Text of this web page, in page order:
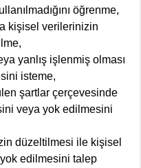
öğrenme,
kişisel verilerinizin
yanlış işlenmiş olması
isteme,
şartlar çerçevesinde
veya yok edilmesini
düzeltilmesi ile kişisel
edilmesini talep